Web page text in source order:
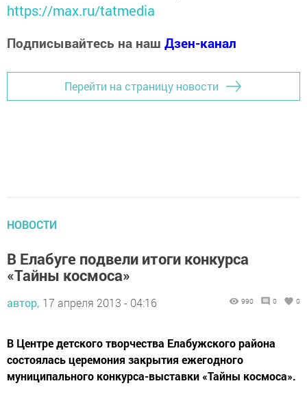
https://max.ru/tatmedia
Подписывайтесь на наш Дзен-канал
Перейти на страницу новости
НОВОСТИ
В Елабуге подвели итоги конкурса
«Тайны космоса»
автор, 17 апреля 2013 - 04:16 990 0 0
В Центре детского творчества Елабужского района
состоялась церемония закрытия ежегодного
муниципального конкурса-выставки «Тайны космоса».